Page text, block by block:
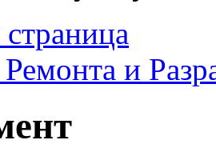
и